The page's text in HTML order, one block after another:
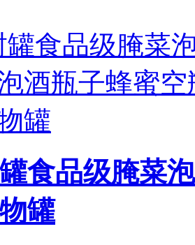
食品级腌菜
罐